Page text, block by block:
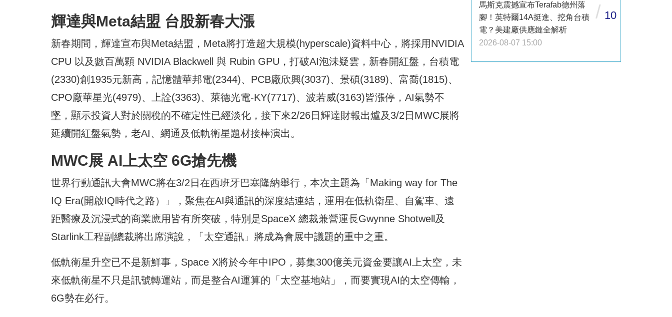
輝達與Meta結盟 台股新春大漲
新春期間，輝達宣布與Meta結盟，Meta將打造超大規模(hyperscale)資料中心，將採用NVIDIA
CPU 以及數百萬顆 NVIDIA Blackwell 與 Rubin GPU，打破AI泡沬疑雲，新春開紅盤，台積電
(2330)創1935元新高，記憶體華邦電(2344)、PCB廠欣興(3037)、景碩(3189)、富喬(1815)、
CPO廠華星光(4979)、上詮(3363)、萊德光電-KY(7717)、波若威(3163)皆漲停，AI氣勢不
墜，顯示投資人對於關稅的不確定性已經淡化，接下來2/26日輝達財報出爐及3/2日MWC展將
延續開紅盤氣勢，老AI、網通及低軌衛星題材接棒演出。
MWC展 AI上太空 6G搶先機
世界行動通訊大會MWC將在3/2日在西班牙巴塞隆納舉行，本次主題為「Making way for The
IQ Era(開啟IQ時代之路）」，聚焦在AI與通訊的深度結連結，運用在低軌衛星、自駕車、遠
距醫療及沉浸式的商業應用皆有所突破，特別是SpaceX 總裁兼營運長Gwynne Shotwell及
Starlink工程副總裁將出席演說，「太空通訊」將成為會展中議題的重中之重。
低軌衛星升空已不是新鮮事，Space X將於今年中IPO，募集300億美元資金要讓AI上太空，未
來低軌衛星不只是訊號轉運站，而是整合AI運算的「太空基地站」，而要實現AI的太空傳輸，
6G勢在必行。
馬斯克震撼宣布Terafab德州落
腳！英特爾14A挺進、挖角台積
電？美建廠供應鏈全解析
2026-08-07 15:00
/ 10